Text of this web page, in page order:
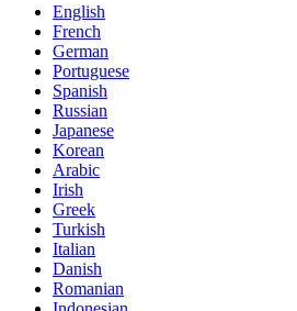
English
French
German
Portuguese
Spanish
Russian
Japanese
Korean
Arabic
Irish
Greek
Turkish
Italian
Danish
Romanian